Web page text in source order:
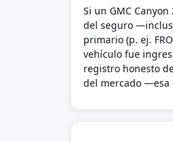
Si un GMC
del seguro
primario (p. ej.
vehículo fue
registro honesto
del mercado —esa